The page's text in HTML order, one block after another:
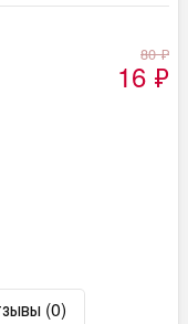
80₽
16 ₽
(0)